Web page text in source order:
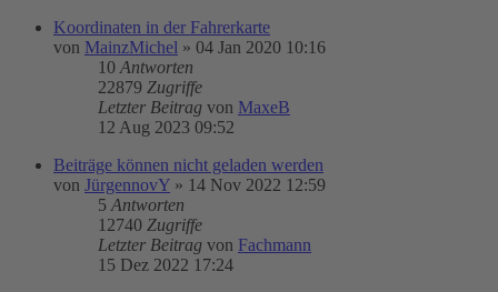
Koordinaten in der Fahrerkarte
von MainzMichel » 04 Jan 2020 10:16
10 Antworten
22879 Zugriffe
Letzter Beitrag von MaxeB
12 Aug 2023 09:52
Beiträge können nicht geladen werden
von JürgennovY » 14 Nov 2022 12:59
5 Antworten
12740 Zugriffe
Letzter Beitrag von Fachmann
15 Dez 2022 17:24